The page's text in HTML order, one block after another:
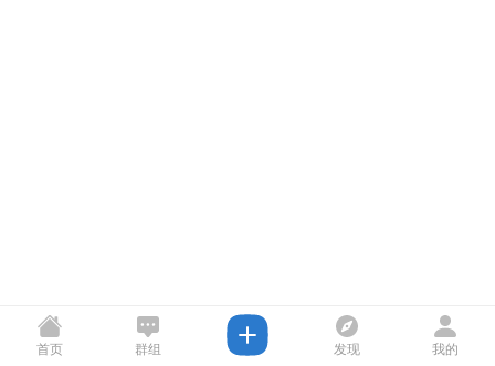
首页 群组 发现 我的